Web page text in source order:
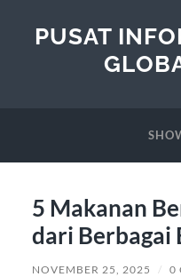
PUSAT
5 Makanan
dari Berbagai
NOVEMBER 25, 2025 / 0